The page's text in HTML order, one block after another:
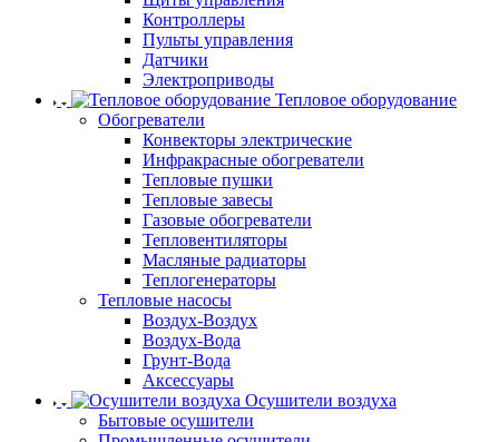
Контроллеры
Пульты управления
Датчики
Электроприводы
Тепловое оборудование
Обогреватели
Конвекторы электрические
Инфракрасные обогреватели
Тепловые пушки
Тепловые завесы
Газовые обогреватели
Тепловентиляторы
Масляные радиаторы
Теплогенераторы
Тепловые насосы
Воздух-Воздух
Воздух-Вода
Грунт-Вода
Аксессуары
Осушители воздуха
Бытовые осушители